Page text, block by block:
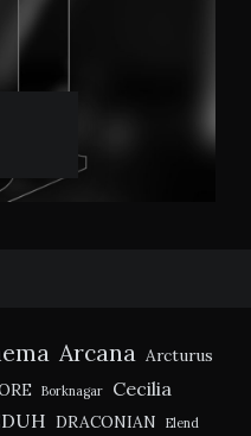
Arcana Arcturus
Borknagar
Cecilia
DRACONIAN Elend